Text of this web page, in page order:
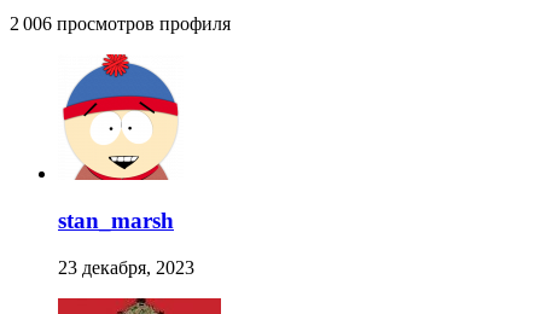
2 006 просмотров профиля
stan_marsh
23 декабря, 2023